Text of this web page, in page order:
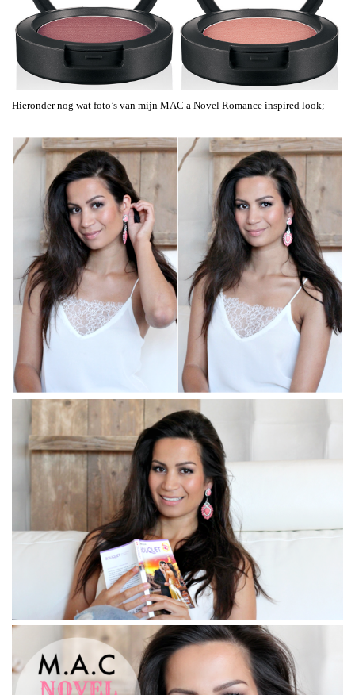
Hieronder nog wat foto’s van mijn MAC a Novel Romance inspired look;